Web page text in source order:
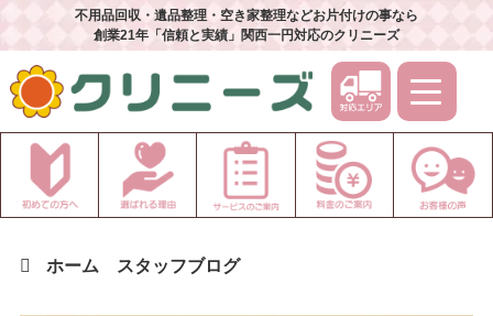
不用品回収・遺品整理・空き家整理などお片付けの事なら
創業21年「信頼と実績」関西一円対応のクリニーズ
ホーム スタッフブログ